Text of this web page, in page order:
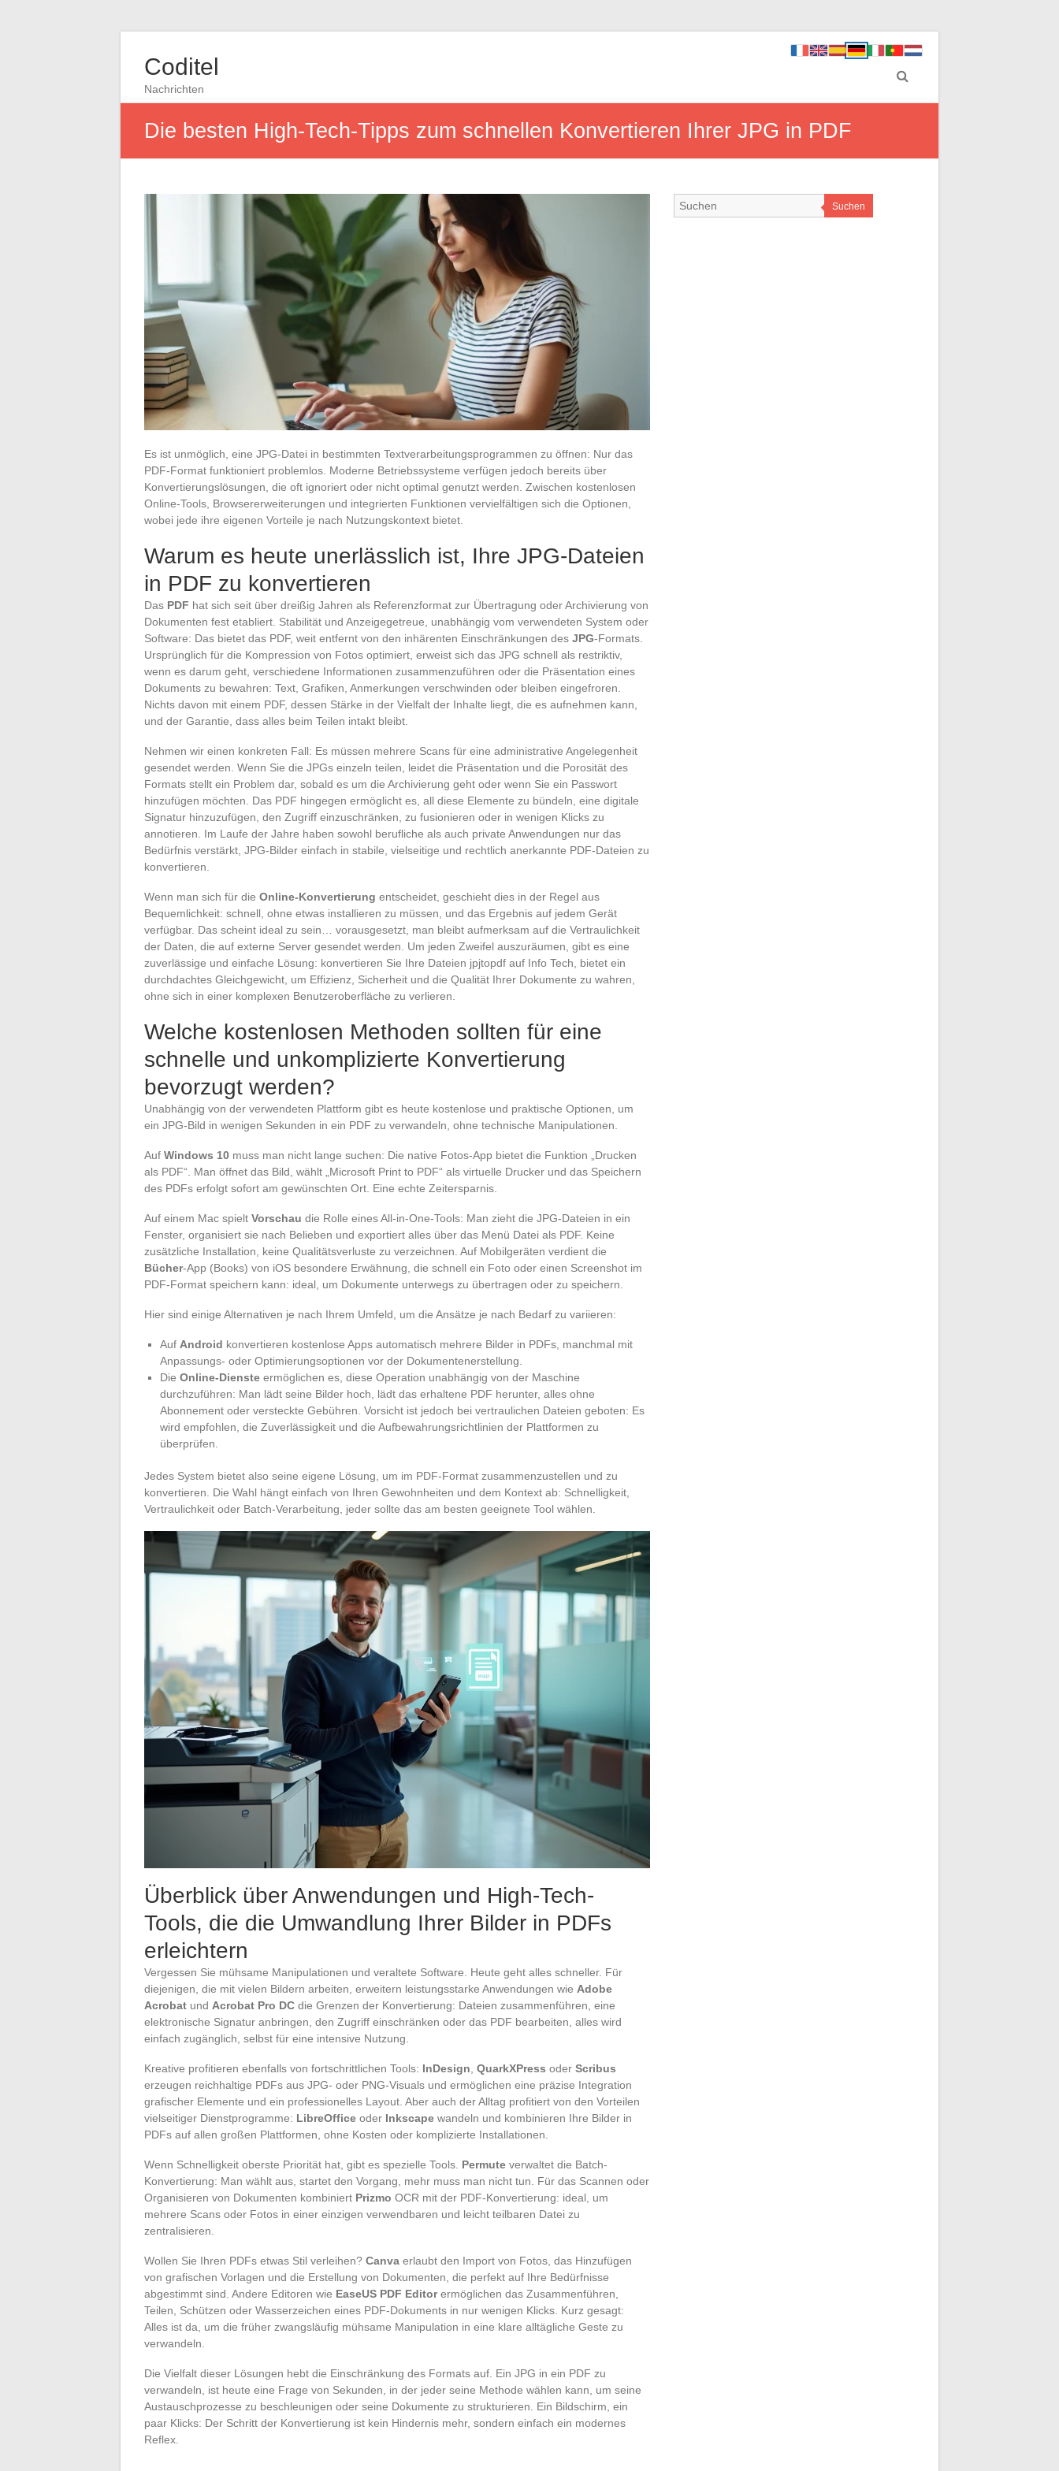
Coditel
Nachrichten
Die besten High-Tech-Tipps zum schnellen Konvertieren Ihrer JPG in PDF
Es ist unmöglich, eine JPG-Datei in bestimmten Textverarbeitungsprogrammen zu öffnen: Nur das
PDF-Format funktioniert problemlos. Moderne Betriebssysteme verfügen jedoch bereits über
Konvertierungslösungen, die oft ignoriert oder nicht optimal genutzt werden. Zwischen kostenlosen
Online-Tools, Browsererweiterungen und integrierten Funktionen vervielfältigen sich die Optionen,
wobei jede ihre eigenen Vorteile je nach Nutzungskontext bietet.
Warum es heute unerlässlich ist, Ihre JPG-Dateien
in PDF zu konvertieren
Das PDF hat sich seit über dreißig Jahren als Referenzformat zur Übertragung oder Archivierung von
Dokumenten fest etabliert. Stabilität und Anzeigegetreue, unabhängig vom verwendeten System oder
Software: Das bietet das PDF, weit entfernt von den inhärenten Einschränkungen des JPG-Formats.
Ursprünglich für die Kompression von Fotos optimiert, erweist sich das JPG schnell als restriktiv,
wenn es darum geht, verschiedene Informationen zusammenzuführen oder die Präsentation eines
Dokuments zu bewahren: Text, Grafiken, Anmerkungen verschwinden oder bleiben eingefroren.
Nichts davon mit einem PDF, dessen Stärke in der Vielfalt der Inhalte liegt, die es aufnehmen kann,
und der Garantie, dass alles beim Teilen intakt bleibt.
Nehmen wir einen konkreten Fall: Es müssen mehrere Scans für eine administrative Angelegenheit
gesendet werden. Wenn Sie die JPGs einzeln teilen, leidet die Präsentation und die Porosität des
Formats stellt ein Problem dar, sobald es um die Archivierung geht oder wenn Sie ein Passwort
hinzufügen möchten. Das PDF hingegen ermöglicht es, all diese Elemente zu bündeln, eine digitale
Signatur hinzuzufügen, den Zugriff einzuschränken, zu fusionieren oder in wenigen Klicks zu
annotieren. Im Laufe der Jahre haben sowohl berufliche als auch private Anwendungen nur das
Bedürfnis verstärkt, JPG-Bilder einfach in stabile, vielseitige und rechtlich anerkannte PDF-Dateien zu
konvertieren.
Wenn man sich für die Online-Konvertierung entscheidet, geschieht dies in der Regel aus
Bequemlichkeit: schnell, ohne etwas installieren zu müssen, und das Ergebnis auf jedem Gerät
verfügbar. Das scheint ideal zu sein… vorausgesetzt, man bleibt aufmerksam auf die Vertraulichkeit
der Daten, die auf externe Server gesendet werden. Um jeden Zweifel auszuräumen, gibt es eine
zuverlässige und einfache Lösung: konvertieren Sie Ihre Dateien jpjtopdf auf Info Tech, bietet ein
durchdachtes Gleichgewicht, um Effizienz, Sicherheit und die Qualität Ihrer Dokumente zu wahren,
ohne sich in einer komplexen Benutzeroberfläche zu verlieren.
Welche kostenlosen Methoden sollten für eine
schnelle und unkomplizierte Konvertierung
bevorzugt werden?
Unabhängig von der verwendeten Plattform gibt es heute kostenlose und praktische Optionen, um
ein JPG-Bild in wenigen Sekunden in ein PDF zu verwandeln, ohne technische Manipulationen.
Auf Windows 10 muss man nicht lange suchen: Die native Fotos-App bietet die Funktion „Drucken
als PDF“. Man öffnet das Bild, wählt „Microsoft Print to PDF“ als virtuelle Drucker und das Speichern
des PDFs erfolgt sofort am gewünschten Ort. Eine echte Zeitersparnis.
Auf einem Mac spielt Vorschau die Rolle eines All-in-One-Tools: Man zieht die JPG-Dateien in ein
Fenster, organisiert sie nach Belieben und exportiert alles über das Menü Datei als PDF. Keine
zusätzliche Installation, keine Qualitätsverluste zu verzeichnen. Auf Mobilgeräten verdient die
Bücher-App (Books) von iOS besondere Erwähnung, die schnell ein Foto oder einen Screenshot im
PDF-Format speichern kann: ideal, um Dokumente unterwegs zu übertragen oder zu speichern.
Hier sind einige Alternativen je nach Ihrem Umfeld, um die Ansätze je nach Bedarf zu variieren:
Auf Android konvertieren kostenlose Apps automatisch mehrere Bilder in PDFs, manchmal mit
Anpassungs- oder Optimierungsoptionen vor der Dokumentenerstellung.
Die Online-Dienste ermöglichen es, diese Operation unabhängig von der Maschine
durchzuführen: Man lädt seine Bilder hoch, lädt das erhaltene PDF herunter, alles ohne
Abonnement oder versteckte Gebühren. Vorsicht ist jedoch bei vertraulichen Dateien geboten: Es
wird empfohlen, die Zuverlässigkeit und die Aufbewahrungsrichtlinien der Plattformen zu
überprüfen.
Jedes System bietet also seine eigene Lösung, um im PDF-Format zusammenzustellen und zu
konvertieren. Die Wahl hängt einfach von Ihren Gewohnheiten und dem Kontext ab: Schnelligkeit,
Vertraulichkeit oder Batch-Verarbeitung, jeder sollte das am besten geeignete Tool wählen.
Überblick über Anwendungen und High-Tech-
Tools, die die Umwandlung Ihrer Bilder in PDFs
erleichtern
Vergessen Sie mühsame Manipulationen und veraltete Software. Heute geht alles schneller. Für
diejenigen, die mit vielen Bildern arbeiten, erweitern leistungsstarke Anwendungen wie Adobe
Acrobat und Acrobat Pro DC die Grenzen der Konvertierung: Dateien zusammenführen, eine
elektronische Signatur anbringen, den Zugriff einschränken oder das PDF bearbeiten, alles wird
einfach zugänglich, selbst für eine intensive Nutzung.
Kreative profitieren ebenfalls von fortschrittlichen Tools: InDesign QuarkXPress oder Scribus
erzeugen reichhaltige PDFs aus JPG- oder PNG-Visuals und ermöglichen eine präzise Integration
grafischer Elemente und ein professionelles Layout. Aber auch der Alltag profitiert von den Vorteilen
vielseitiger Dienstprogramme: LibreOffice oder Inkscape wandeln und kombinieren Ihre Bilder in
PDFs auf allen großen Plattformen, ohne Kosten oder komplizierte Installationen.
Wenn Schnelligkeit oberste Priorität hat, gibt es spezielle Tools. Permute verwaltet die Batch-
Konvertierung: Man wählt aus, startet den Vorgang, mehr muss man nicht tun. Für das Scannen oder
Organisieren von Dokumenten kombiniert Prizmo OCR mit der PDF-Konvertierung: ideal, um
mehrere Scans oder Fotos in einer einzigen verwendbaren und leicht teilbaren Datei zu
zentralisieren.
Wollen Sie Ihren PDFs etwas Stil verleihen? Canva erlaubt den Import von Fotos, das Hinzufügen
von grafischen Vorlagen und die Erstellung von Dokumenten, die perfekt auf Ihre Bedürfnisse
abgestimmt sind. Andere Editoren wie EaseUS PDF Editorermöglichen das Zusammenführen,
Teilen, Schützen oder Wasserzeichen eines PDF-Dokuments in nur wenigen Klicks. Kurz gesagt:
Alles ist da, um die früher zwangsläufig mühsame Manipulation in eine klare alltägliche Geste zu
verwandeln.
Die Vielfalt dieser Lösungen hebt die Einschränkung des Formats auf. Ein JPG in ein PDF zu
verwandeln, ist heute eine Frage von Sekunden, in der jeder seine Methode wählen kann, um seine
Austauschprozesse zu beschleunigen oder seine Dokumente zu strukturieren. Ein Bildschirm, ein
paar Klicks: Der Schritt der Konvertierung ist kein Hindernis mehr, sondern einfach ein modernes
Reflex.
Suchen